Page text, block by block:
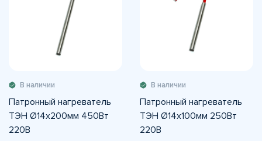
В наличии
Патронный нагреватель
ТЭН Ø14х200мм 450Вт
220В
В наличии
Патронный нагреватель
ТЭН Ø14х100мм 250Вт
220В